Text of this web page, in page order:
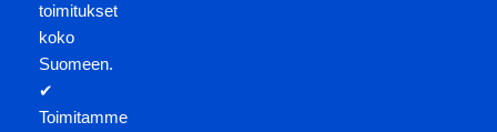
toimitukset
koko
Suomeen.
✔
Toimitamme